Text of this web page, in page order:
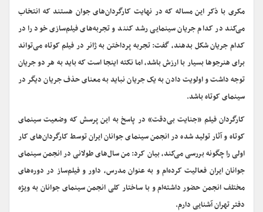
مکری با ذکر این مساله که در نهایت کارگردان‌های جوان هستند که انتخاب
می‌کند در کدام جریان سینمایی رشد کنند و تجربه‌های فیلم‌سازی خود را در
کدام جریان شکل بدهند، گفت: تجربه پرداختن به ژانر در فیلم کوتاه می‌تواند
برای هنرجوها بسیار با ارزش باشد، اما نکته اینجا است که باید به هر دو جریان
توجه داشت و اولویت دادن به یک جریان نباید به معنای حذف جریان دیگر در
سینمای کوتاه باشد.
کارگردان فیلم «جنایت بی‌دقت» در پاسخ به این پرسش که وضعیت سینمای
کوتاه و آثار تولید شده در انجمن سینمای جوانان ایران توسط کارگردان‌های کار
اولی را چگونه بررسی می‌کند، بیان کرد: من سال‌های طولانی در انجمن سینمای
جوانان ایران فعالیت کرده‌ام و به عنوان مدرس، داور و فیلم‌ساز در دوره‌های
مختلف انجمن حضور داشته‌ام و با ساختار کلی انجمن سینمای جوانان به ویژه
دفتر تهران آشنایی دارم.